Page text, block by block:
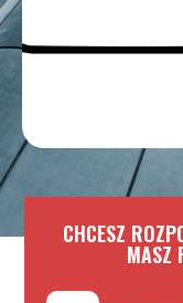
CHCESZ
MASZ